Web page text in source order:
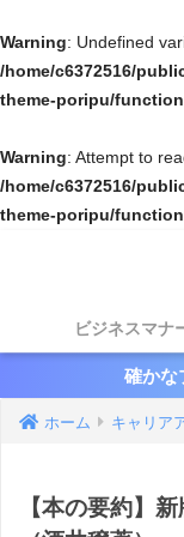
Warning: Undefined
/home/c6372516/
theme-poripu/
Warning: Attempt to
/home/c6372516/
theme-poripu/
ビジネスマナ
確かな
ホーム キャリア
【本の要約】